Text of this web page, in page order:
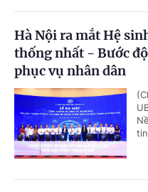
Hà Nội ra mắt Hệ
thống nhất - Bước
phục vụ nhân dân